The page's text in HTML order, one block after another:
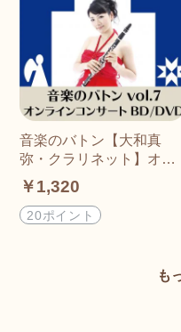
音楽のバトン【大和真
弥・クラリネット】オン
ラインコンサートDVD/ブ
ルーレイ
￥1,320
20ポイント
も